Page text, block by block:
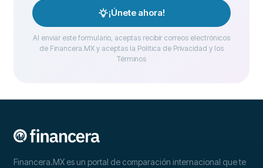
¡Únete ahora!
Al enviar este formulario, aceptas recibir correos electrónicos
de Financera.MX y aceptas la Política de Privacidad y los
Términos
Financera.MX es un portal de comparación internacional que te